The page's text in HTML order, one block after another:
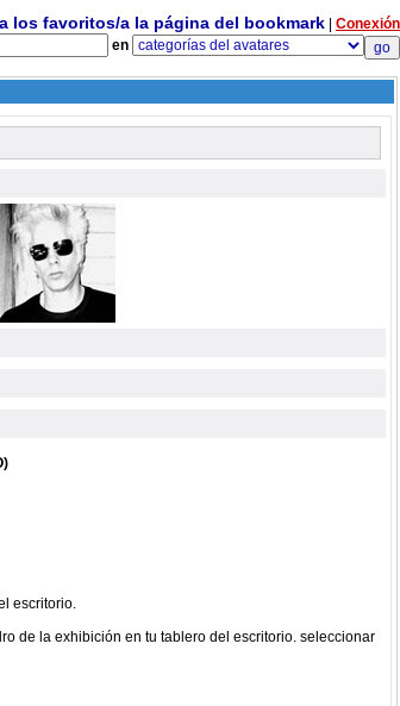
los favoritos/a la página del bookmark
Conexión
en
escritorio.
de la exhibición en tu tablero del escritorio. seleccionar